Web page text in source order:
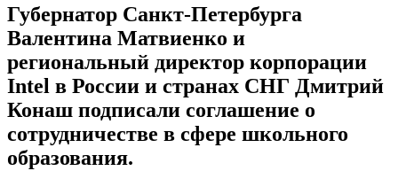
Губернатор Санкт-Петербурга
Валентина Матвиенко и
региональный директор корпорации
Intel в России и странах СНГ Дмитрий
Конаш подписали соглашение о
сотрудничестве в сфере школьного
образования.